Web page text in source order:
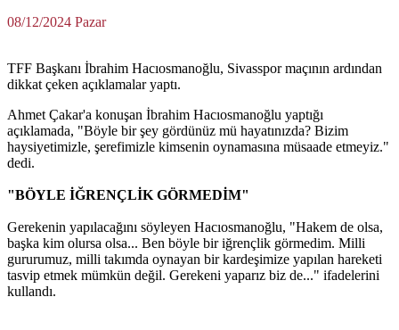
08/12/2024 Pazar
TFF Başkanı İbrahim Hacıosmanoğlu, Sivasspor maçının ardından
dikkat çeken açıklamalar yaptı.
Ahmet Çakar'a konuşan İbrahim Hacıosmanoğlu yaptığı
açıklamada, "Böyle bir şey gördünüz mü hayatınızda? Bizim
haysiyetimizle, şerefimizle kimsenin oynamasına müsaade etmeyiz."
dedi.
"BÖYLE İĞRENÇLİK GÖRMEDİM"
Gerekenin yapılacağını söyleyen Hacıosmanoğlu, "Hakem de olsa,
başka kim olursa olsa... Ben böyle bir iğrençlik görmedim. Milli
gururumuz, milli takımda oynayan bir kardeşimize yapılan hareketi
tasvip etmek mümkün değil. Gerekeni yaparız biz de..." ifadelerini
kullandı.